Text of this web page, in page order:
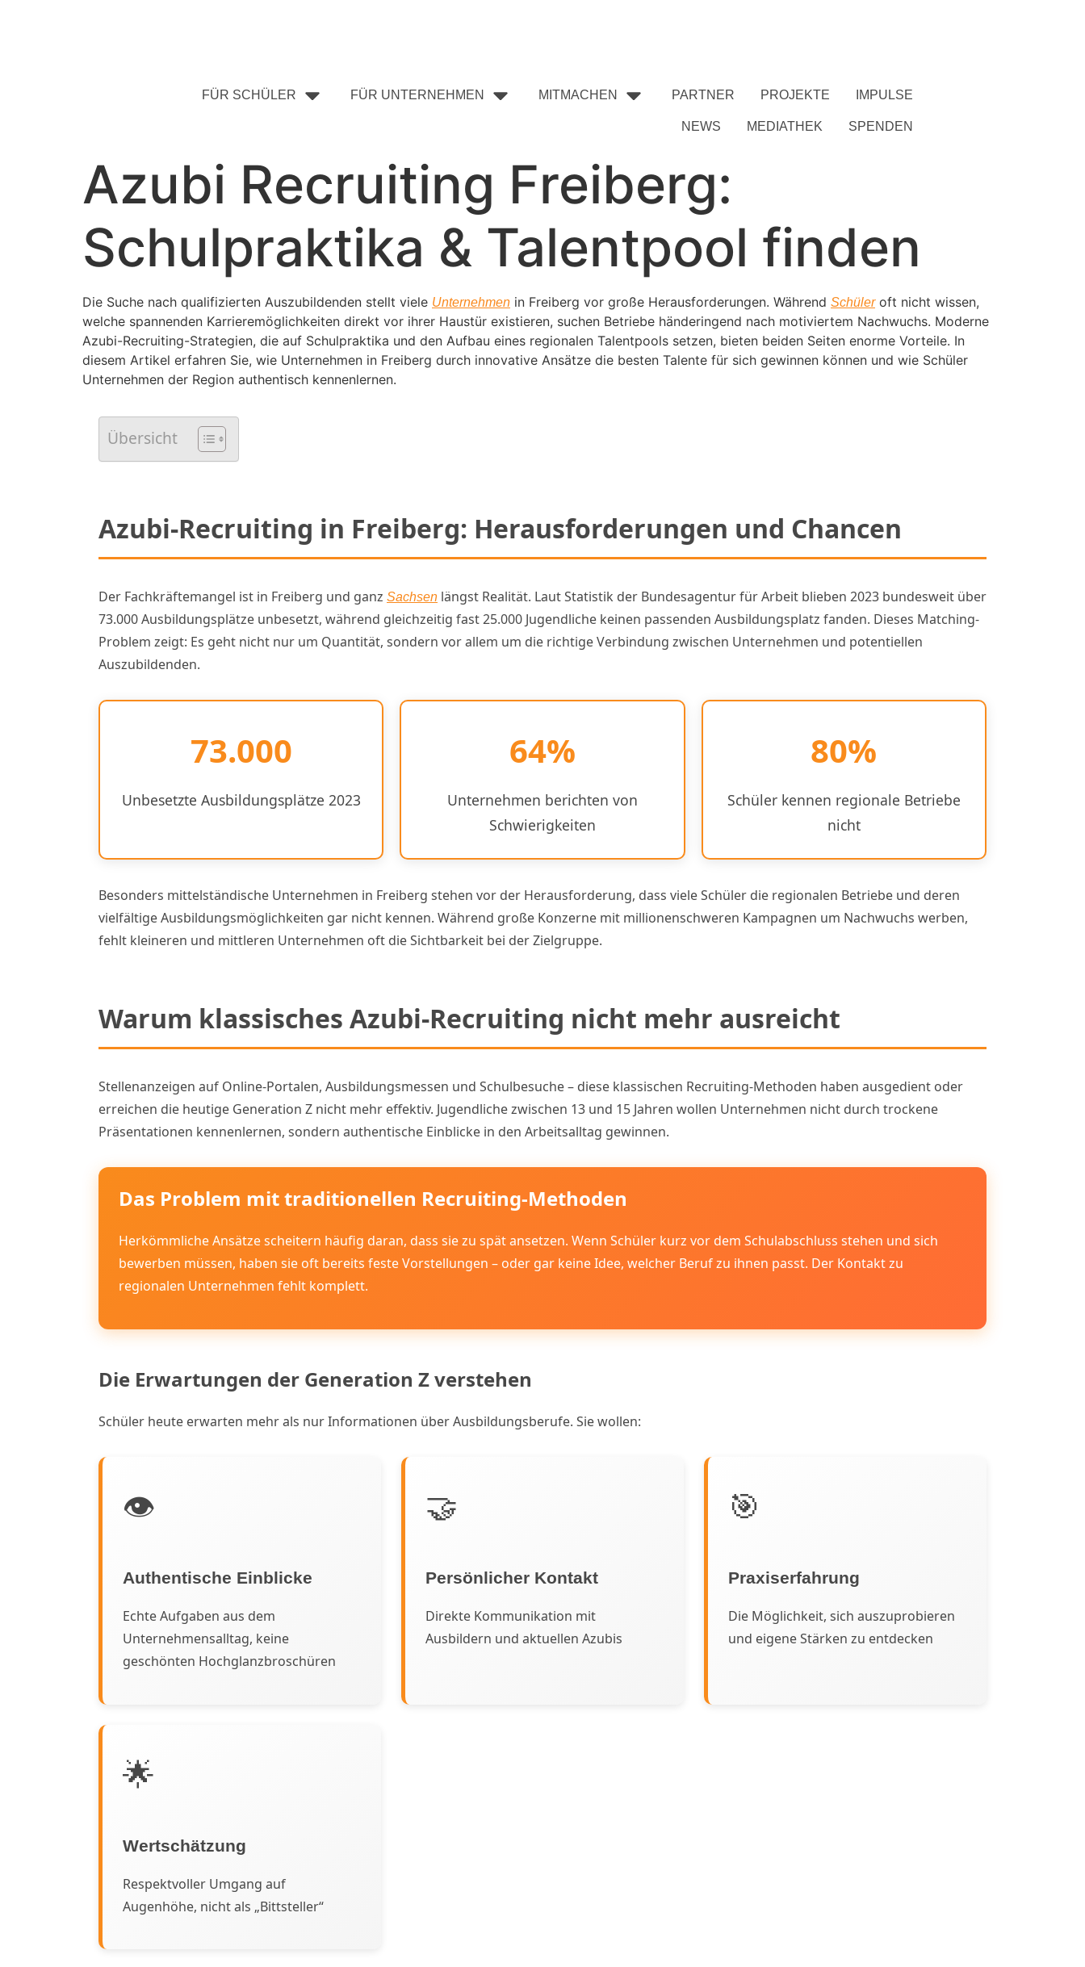
FÜR SCHÜLER FÜR UNTERNEHMEN MITMACHEN PARTNER PROJEKTE IMPULSE
NEWS MEDIATHEK SPENDEN
Azubi Recruiting Freiberg:
Schulpraktika & Talentpool finden
Die Suche nach qualifizierten Auszubildenden stellt viele Unternehmen in Freiberg vor große Herausforderungen. Während Schüleroft nicht wissen,
welche spannenden Karrieremöglichkeiten direkt vor ihrer Haustür existieren, suchen Betriebe händeringend nach motiviertem Nachwuchs. Moderne
Azubi-Recruiting-Strategien, die auf Schulpraktika und den Aufbau eines regionalen Talentpools setzen, bieten beiden Seiten enorme Vorteile. In
diesem Artikel erfahren Sie, wie Unternehmen in Freiberg durch innovative Ansätze die besten Talente für sich gewinnen können und wie Schüler
Unternehmen der Region authentisch kennenlernen.
Übersicht
Azubi-Recruiting in Freiberg: Herausforderungen und Chancen
Der Fachkräftemangel ist in Freiberg und ganz Sachsen längst Realität. Laut Statistik der Bundesagentur für Arbeit blieben 2023 bundesweit über
73.000 Ausbildungsplätze unbesetzt, während gleichzeitig fast 25.000 Jugendliche keinen passenden Ausbildungsplatz fanden. Dieses Matching-
Problem zeigt: Es geht nicht nur um Quantität, sondern vor allem um die richtige Verbindung zwischen Unternehmen und potentiellen
Auszubildenden.
73.000
Unbesetzte Ausbildungsplätze 2023
64%
Unternehmen berichten von
Schwierigkeiten
80%
Schüler kennen regionale Betriebe
nicht
Besonders mittelständische Unternehmen in Freiberg stehen vor der Herausforderung, dass viele Schüler die regionalen Betriebe und deren
vielfältige Ausbildungsmöglichkeiten gar nicht kennen. Während große Konzerne mit millionenschweren Kampagnen um Nachwuchs werben,
fehlt kleineren und mittleren Unternehmen oft die Sichtbarkeit bei der Zielgruppe.
Warum klassisches Azubi-Recruiting nicht mehr ausreicht
Stellenanzeigen auf Online-Portalen, Ausbildungsmessen und Schulbesuche – diese klassischen Recruiting-Methoden haben ausgedient oder
erreichen die heutige Generation Z nicht mehr effektiv. Jugendliche zwischen 13 und 15 Jahren wollen Unternehmen nicht durch trockene
Präsentationen kennenlernen, sondern authentische Einblicke in den Arbeitsalltag gewinnen.
Das Problem mit traditionellen Recruiting-Methoden
Herkömmliche Ansätze scheitern häufig daran, dass sie zu spät ansetzen. Wenn Schüler kurz vor dem Schulabschluss stehen und sich
bewerben müssen, haben sie oft bereits feste Vorstellungen – oder gar keine Idee, welcher Beruf zu ihnen passt. Der Kontakt zu
regionalen Unternehmen fehlt komplett.
Die Erwartungen der Generation Z verstehen
Schüler heute erwarten mehr als nur Informationen über Ausbildungsberufe. Sie wollen:
👁️
Authentische Einblicke
Echte Aufgaben aus dem
Unternehmensalltag, keine
geschönten Hochglanzbroschüren
🤝
Persönlicher Kontakt
Direkte Kommunikation mit
Ausbildern und aktuellen Azubis
🎯
Praxiserfahrung
Die Möglichkeit, sich auszuprobieren
und eigene Stärken zu entdecken
🌟
Wertschätzung
Respektvoller Umgang auf
Augenhöhe, nicht als „Bittsteller“